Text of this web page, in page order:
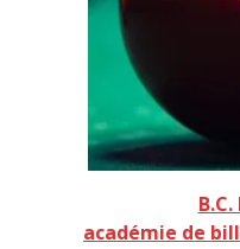
académie de